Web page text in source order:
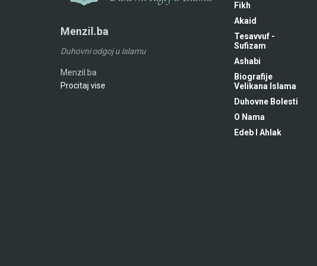
Menzil.ba
Duhovni odgoj u islamu
Menzil.ba
Procitaj vise
Fikh
Akaid
Tesavvuf -
Sufizam
Ashabi
Biografije
Velikana Islama
Duhovne Bolesti
O Nama
Edeb I Ahlak